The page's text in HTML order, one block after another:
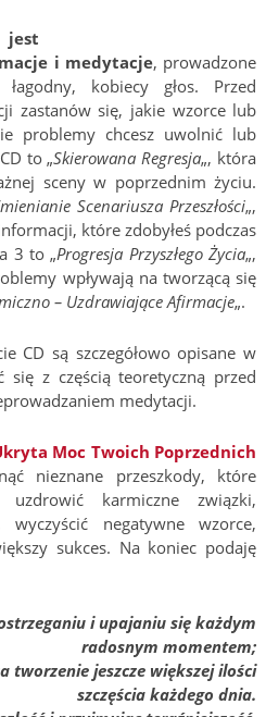
jest
i medytacje, prowadzone
kobiecy głos. Przed
zastanów się, jakie wzorce lub
problemy chcesz uwolnić lub
to „Skierowana Regresja„, która
sceny w poprzednim życiu.
Scenariusza Przeszłości„,
które zdobyłeś podczas
3 to „Progresja Przyszłego Życia„,
wpływają na tworzącą się
– Uzdrawiające Afirmacje„.
CD są szczegółowo opisane w
się z częścią teoretyczną przed
medytacji.
Moc Twoich Poprzednich
nieznane przeszkody, które
karmiczne związki,
wyczyścić negatywne wzorce,
sukces. Na koniec podaję
i upajaniu się każdym
radosnym momentem;
tworzenie jeszcze większej ilości
szczęścia każdego dnia.